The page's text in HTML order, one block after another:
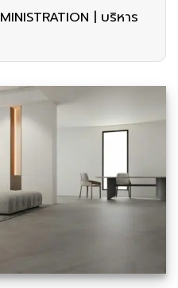
| บริหาร